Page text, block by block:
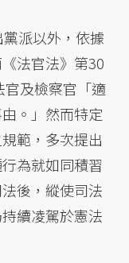
派以外，依據
法官法》第30
及檢察官「適
。」然而特定
範，多次提出
為就如同積習
後，縱使司法
續凌駕於憲法